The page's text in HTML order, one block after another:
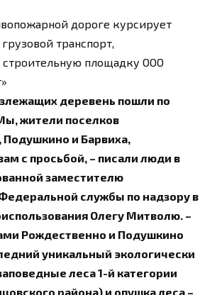
дороге курсирует
транспорт,
площадку ООО
деревень пошли по
жители поселков
и Барвиха,
с просьбой, – писали люди в
заместителю
службы по надзору в
Олегу Митволю. –
Рождественно и Подушкино
уникальный экологически
леса 1-й категории
района) и опушка леса –